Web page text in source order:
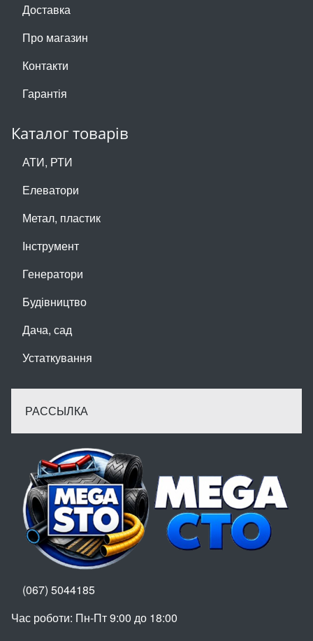
Доставка
Про магазин
Контакти
Гарантія
Каталог товарів
АТИ, РТИ
Елеватори
Метал, пластик
Інструмент
Генератори
Будівництво
Дача, сад
Устаткування
РАССЫЛКА
(067) 5044185
Час роботи: Пн-Пт 9:00 до 18:00